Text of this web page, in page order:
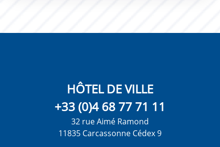
HÔTEL DE VILLE
+33 (0)4 68 77 71 11
32 rue Aimé Ramond
11835 Carcassonne Cédex 9